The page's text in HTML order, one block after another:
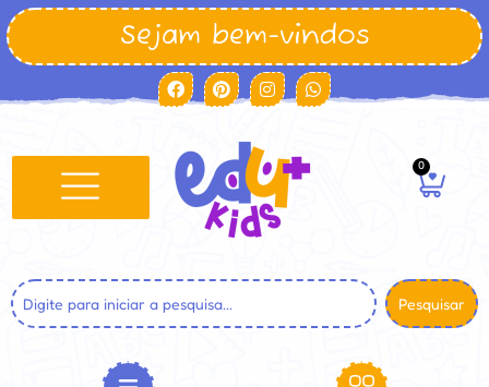
Sejam bem-vindos
0
Pesquisar